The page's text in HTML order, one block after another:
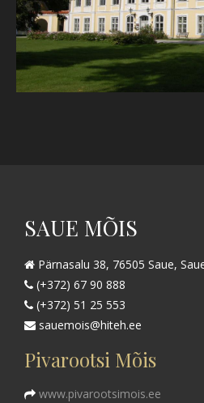
SAUE MÕIS
Pärnasalu 38, 76505 Saue,
(+372) 67 90 888
(+372) 51 25 553
sauemois@hiteh.ee
Pivarootsi Mõis
www.pivarootsimois.ee